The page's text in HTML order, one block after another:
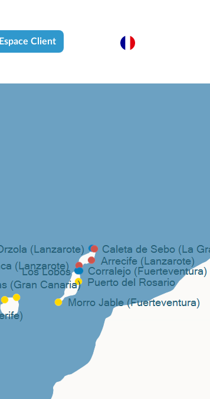
Espace Client